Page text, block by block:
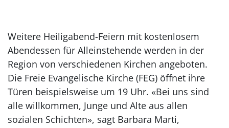
Weitere Heiligabend-Feiern mit kostenlosem
Abendessen für Alleinstehende werden in der
Region von verschiedenen Kirchen angeboten.
Die Freie Evangelische Kirche (FEG) öffnet ihre
Türen beispielsweise um 19 Uhr. «Bei uns sind
alle willkommen, Junge und Alte aus allen
sozialen Schichten», sagt Barbara Marti,